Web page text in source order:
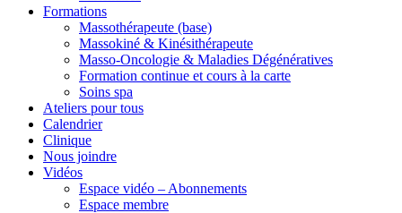
Formations
Massothérapeute (base)
Massokiné & Kinésithérapeute
Masso-Oncologie & Maladies Dégénératives
Formation continue et cours à la carte
Soins spa
Ateliers pour tous
Calendrier
Clinique
Nous joindre
Vidéos
Espace vidéo – Abonnements
Espace membre